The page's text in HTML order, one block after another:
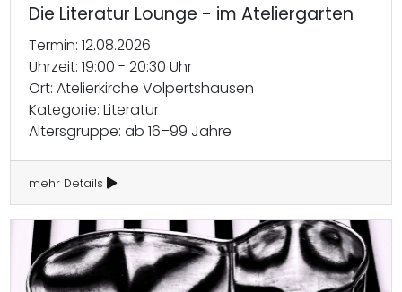
Die Literatur Lounge - im Ateliergarten
Termin: 12.08.2026
Uhrzeit: 19:00 - 20:30 Uhr
Ort: Atelierkirche Volpertshausen
Kategorie: Literatur
Altersgruppe: ab 16–99 Jahre
mehr Details